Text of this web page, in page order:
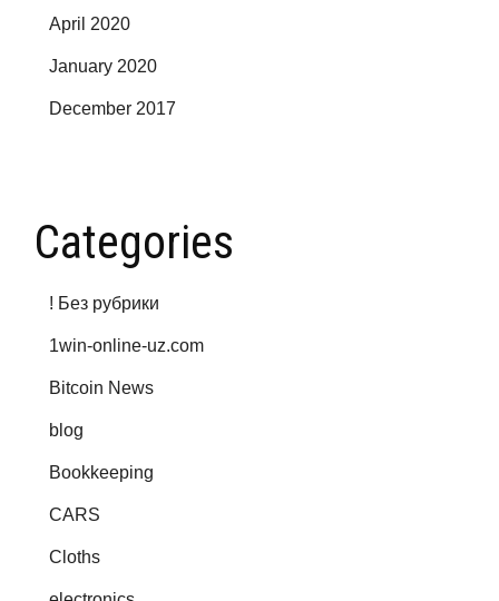
April 2020
January 2020
December 2017
Categories
! Без рубрики
1win-online-uz.com
Bitcoin News
blog
Bookkeeping
CARS
Cloths